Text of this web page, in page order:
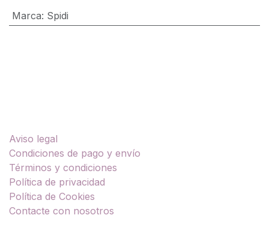
Marca: Spidi
Aviso legal
Condiciones de pago y envío
Términos y condiciones
Política de privacidad
Política de Cookies
Contacte con nosotros